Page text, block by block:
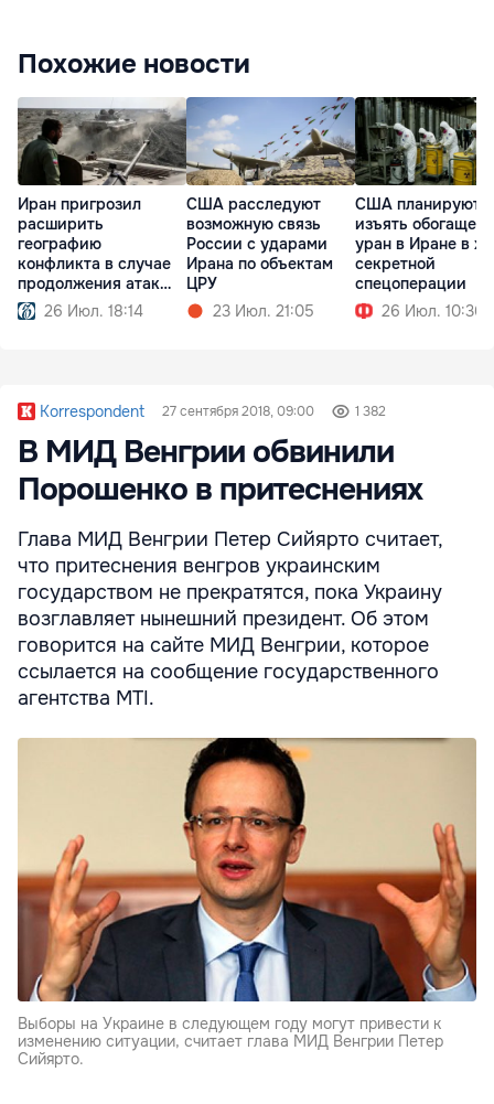
Похожие новости
Иран пригрозил
расширить
географию
конфликта в случае
продолжения атак
США26 Июл. 18:14
США расследуют
возможную связь
России с ударами
Ирана по объектам
ЦРУ
23 Июл. 21:05
США планируют
изъять
уран в Иране в
секретной
спецоперации
26 Июл. 10:36
Korrespondent 27 сентября 2018, 09:00 1 382
В МИД Венгрии обвинили
Порошенко в притеснениях
Глава МИД Венгрии Петер Сийярто считает,
что притеснения венгров украинским
государством не прекратятся, пока Украину
возглавляет нынешний президент. Об этом
говорится на сайте МИД Венгрии, которое
ссылается на сообщение государственного
агентства MTI.
Выборы на Украине в следующем году могут привести к
изменению ситуации, считает глава МИД Венгрии Петер
Сийярто.